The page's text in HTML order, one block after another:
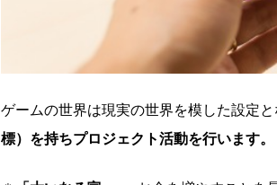
ゲームの世界は現実の世界を模した設定と
標）を持ちプロジェクト活動を行います。